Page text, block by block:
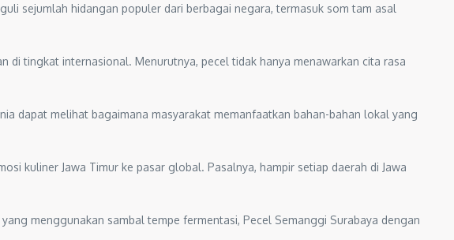
sejumlah hidangan populer dari berbagai negara, termasuk som tam asal
di tingkat internasional. Menurutnya, pecel tidak hanya menawarkan cita rasa
dapat melihat bagaimana masyarakat memanfaatkan bahan-bahan lokal yang
kuliner Jawa Timur ke pasar global. Pasalnya, hampir setiap daerah di Jawa
menggunakan sambal tempe fermentasi, Pecel Semanggi Surabaya dengan